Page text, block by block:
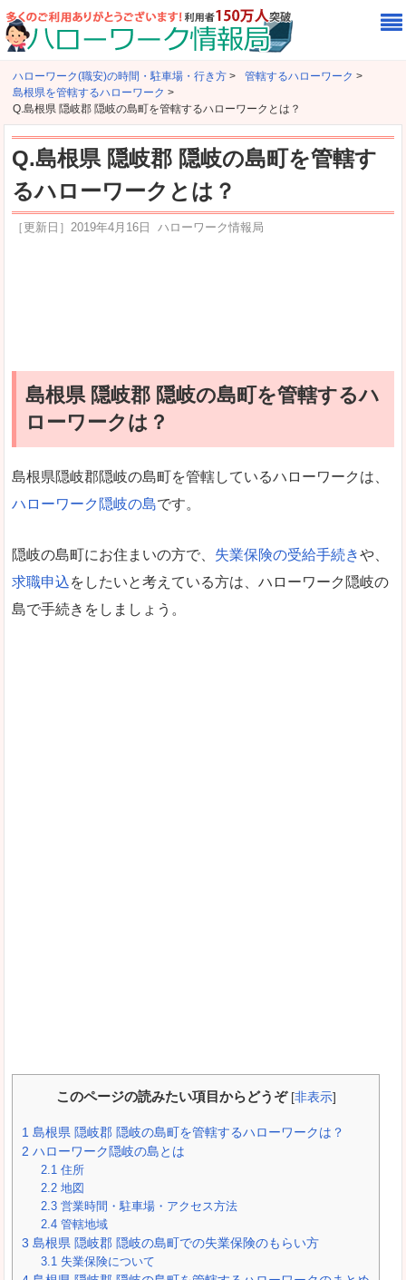
ハローワーク(職安)の時間・駐車場・行き方 > 管轄するハローワーク >
島根県を管轄するハローワーク >
Q.島根県 隠岐郡 隠岐の島町を管轄するハローワークとは？
Q.島根県 隠岐郡 隠岐の島町を管轄す
るハローワークとは？
［更新日］ 2019年4月16日 ハローワーク情報局
島根県 隠岐郡 隠岐の島町を管轄するハ
ローワークは？
島根県隠岐郡隠岐の島町を管轄しているハローワークは、
ハローワーク隠岐の島です。
隠岐の島町にお住まいの方で、 失業保険の受給手続きや、
求職申込をしたいと考えている方は、ハローワーク隠岐の
島で手続きをしましょう。
このページの読みたい項目からどうぞ [非表示]
1 島根県 隠岐郡 隠岐の島町を管轄するハローワークは？
2 ハローワーク隠岐の島とは
2.1 住所
2.2 地図
2.3 営業時間・駐車場・アクセス方法
2.4 管轄地域
3 島根県 隠岐郡 隠岐の島町での失業保険のもらい方
3.1 失業保険について